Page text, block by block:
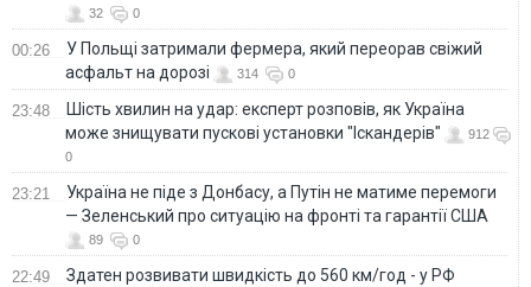
32 0
00:26
У Польщі затримали фермера, який переорав свіжий
асфальт на дорозі
314 0
23:48
Шість хвилин на удар: експерт розповів, як Україна
може знищувати пускові установки "Іскандерів"
912
0
23:21
Україна не піде з Донбасу, а Путін не матиме перемоги
— Зеленський про ситуацію на фронті та гарантії США
89 0
22:49
Здатен розвивати швидкість до 560 км/год - у РФ